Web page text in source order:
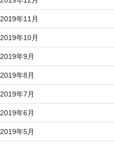
2019年11月
2019年10月
2019年9月
2019年8月
2019年7月
2019年6月
2019年5月